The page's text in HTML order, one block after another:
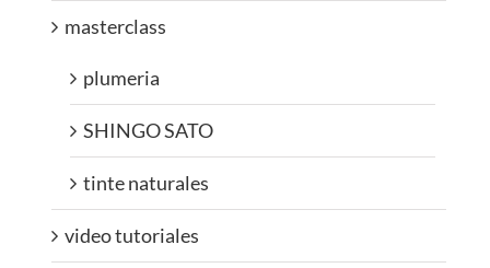
masterclass
plumeria
SHINGO SATO
tinte naturales
video tutoriales